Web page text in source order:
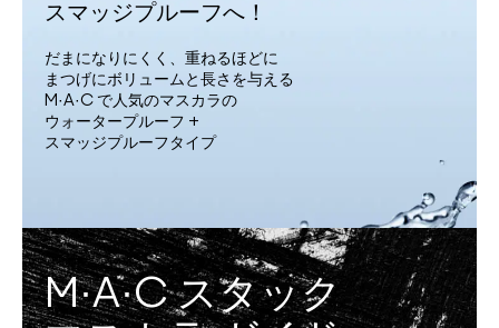
スマッジプルーフへ！
だまになりにくく、重ねるほどに
まつげにボリュームと長さを与える
M·A·C で人気のマスカラの
ウォータープルーフ +
スマッジプルーフタイプ
M·A·C スタック